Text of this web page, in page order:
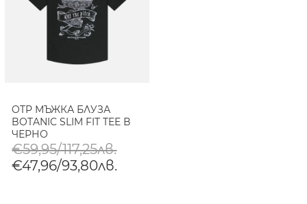
OTP МЪЖКА БЛУЗА
BOTANIC SLIM FIT TEE В
ЧЕРНО
€59,95/117,25лв.
€47,96/93,80лв.